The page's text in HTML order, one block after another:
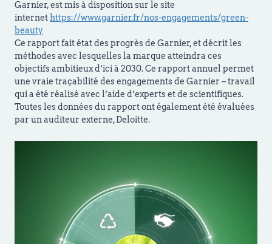
Garnier, est mis à disposition sur le site
internethttps://www.garnier.fr/nos-engagements/green-
beauty
Ce rapport fait état des progrès de Garnier, et décrit les
méthodes avec lesquelles la marque atteindra ces
objectifs ambitieux d’ici à 2030. Ce rapport annuel permet
une vraie traçabilité des engagements de Garnier – travail
qui a été réalisé avec l’aide d’experts et de scientifiques.
Toutes les données du rapport ont également été évaluées
par un auditeur externe, Deloitte.